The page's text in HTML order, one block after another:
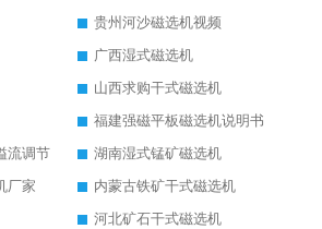
贵州河沙磁选机视频
广西湿式磁选机
山西求购干式磁选机
福建强磁平板磁选机说明书
流调节
湖南湿式锰矿磁选机
厂家
内蒙古铁矿干式磁选机
河北矿石干式磁选机